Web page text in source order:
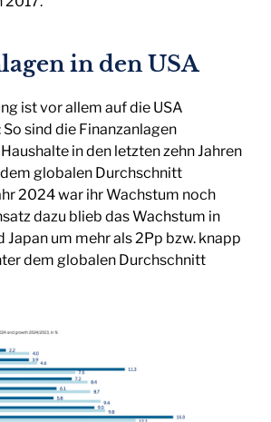
in den USA
ist vor allem auf die USA
sind die Finanzanlagen
in den letzten zehn Jahren
globalen Durchschnitt
2024 war ihr Wachstum noch
dazu blieb das Wachstum in
Japan um mehr als 2Pp bzw. knapp
dem globalen Durchschnitt